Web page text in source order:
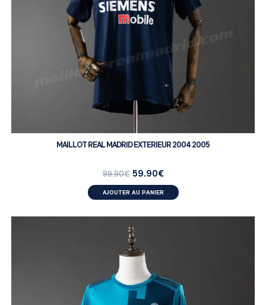
MAILLOT REAL MADRID EXTERIEUR 2004 2005
99.90€ 59.90€
AJOUTER AU PANIER